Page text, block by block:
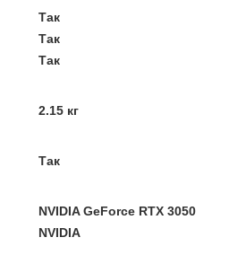
Так
Так
Так
2.15 кг
Так
NVIDIA GeForce RTX 3050
NVIDIA